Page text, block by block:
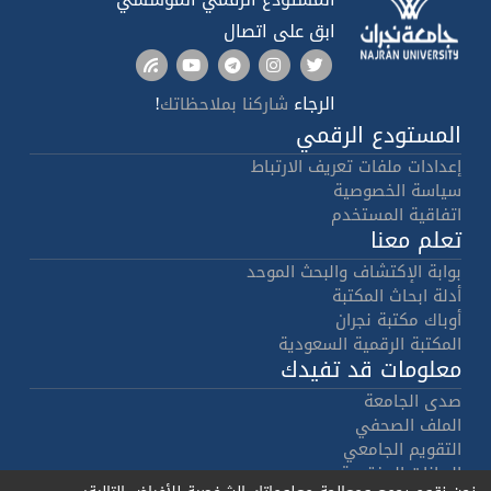
ابق على اتصال
الرجاء شاركنا بملاحظاتك!
المستودع الرقمي
إعدادات ملفات تعريف الارتباط
سياسة الخصوصية
اتفاقية المستخدم
تعلم معنا
بوابة الإكتشاف والبحث الموحد
أدلة ابحاث المكتبة
أوباك مكتبة نجران
المكتبة الرقمية السعودية
معلومات قد تفيدك
صدى الجامعة
الملف الصحفي
التقويم الجامعي
البيانات المفتوحة